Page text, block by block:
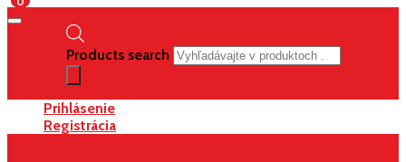
Products search
Prihlásenie
Registrácia